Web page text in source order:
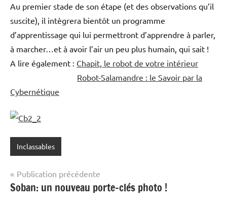
Au premier stade de son étape (et des observations qu’il
suscite), il intègrera bientôt un programme
d’apprentissage qui lui permettront d’apprendre à parler,
à marcher…et à avoir l’air un peu plus humain, qui sait !
A lire également : Chapit, le robot de votre intérieur
Robot-Salamandre : le Savoir par la
Cybernétique
Inclassables
Navigation
de
Publication précédente
Soban: un nouveau porte-clés photo !